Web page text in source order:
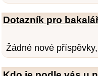
Dotazník pro
Žádné nové